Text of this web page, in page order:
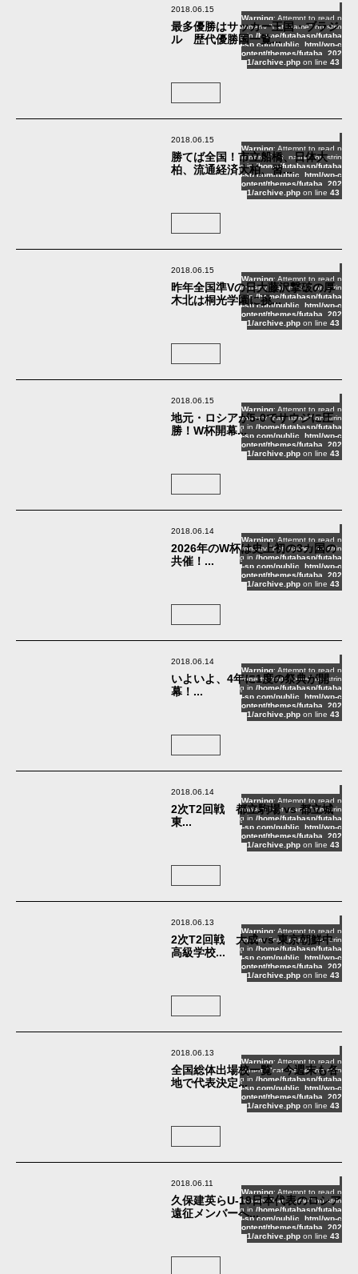
2018.06.15
Warning: Attempt to read p
roperty "cat_name" on strin
g in/home/futabasp/futaba
-sp.com/public_html/wp-c
ontent/themes/futaba_202
1/archive.phpon line 43
最多優勝はサッカー王国・ブラジ
ル 歴代優勝国一覧...
2018.06.15
Warning: Attempt to read p
roperty "cat_name" on strin
g in/home/futabasp/futaba
-sp.com/public_html/wp-c
ontent/themes/futaba_202
1/archive.phpon line 43
勝てば全国！市立船橋、日体大
柏、流通経済大柏、習...
2018.06.15
Warning: Attempt to read p
roperty "cat_name" on strin
g in/home/futabasp/futaba
-sp.com/public_html/wp-c
ontent/themes/futaba_202
1/archive.phpon line 43
昨年全国準Vの日大藤沢撃破の厚
木北は桐光学園に挑...
2018.06.15
Warning: Attempt to read p
roperty "cat_name" on strin
g in /home/futabasp/futaba
-sp.com/public_html/wp-c
ontent/themes/futaba_202
1/archive.phpon line 43
地元・ロシアが5-0でサウジに圧
勝！W杯開幕...
2018.06.14
Warning: Attempt to read p
roperty "cat_name" on strin
g in /home/futabasp/futaba
-sp.com/public_html/wp-c
ontent/themes/futaba_202
1/archive.phpon line 43
2026年のW杯は史上初の3カ国の
共催！...
2018.06.14
Warning: Attempt to read p
roperty "cat_name" on strin
g in /home/futabasp/futaba
-sp.com/public_html/wp-c
ontent/themes/futaba_202
1/archive.phpon line 43
いよいよ、4年に1度の祭典が開
幕！...
2018.06.14
Warning: Attempt to read p
roperty "cat_name" on strin
g in /home/futabasp/futaba
-sp.com/public_html/wp-c
ontent/themes/futaba_202
1/archive.phpon line 43
2次T2回戦 都立駒場 vs 都立城
東...
2018.06.13
Warning: Attempt to read p
roperty "cat_name" on strin
g in /home/futabasp/futaba
-sp.com/public_html/wp-c
ontent/themes/futaba_202
1/archive.phpon line 43
2次T2回戦 大成 vs 東京朝鮮中
高級学校...
2018.06.13
Warning: Attempt to read p
roperty "cat_name" on strin
g in /home/futabasp/futaba
-sp.com/public_html/wp-c
ontent/themes/futaba_202
1/archive.phpon line 43
全国総体出場校一覧 今週末も各
地で代表決定...
2018.06.11
Warning: Attempt to read p
roperty "cat_name" on strin
g in /home/futabasp/futaba
-sp.com/public_html/wp-c
ontent/themes/futaba_202
1/archive.phpon line 43
久保建英らU-19日本代表のロシア
遠征メンバーへ...